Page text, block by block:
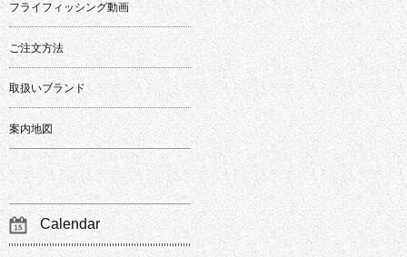
フライフィッシング動画
ご注文方法
取扱いブランド
案内地図
Calendar